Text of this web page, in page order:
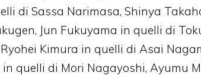
di Sassa Narimasa, Shinya
Jun Fukuyama in quelli di
Kimura in quelli di Asai
quelli di Mori Nagayoshi, Ayumu